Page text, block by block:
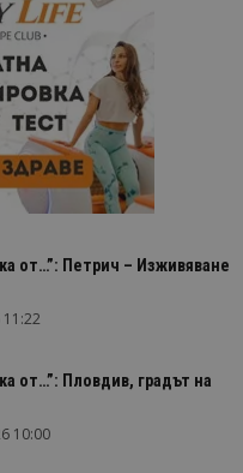
от…”: Петрич – Изживяване
от…”: Пловдив, градът на
10:00
отчетите